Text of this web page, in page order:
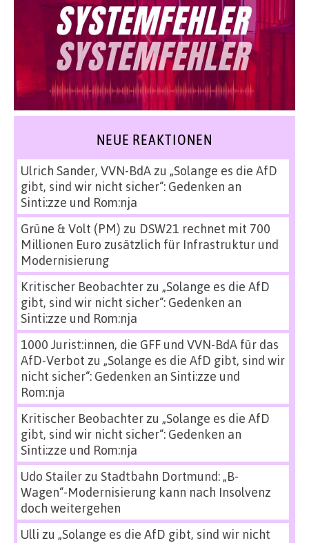
NEUE REAKTIONEN
Ulrich Sander, VVN-BdAzu „Solange es die AfD
gibt, sind wir nicht sicher“: Gedenken an
Sinti:zze und Rom:nja
Grüne & Volt (PM) zu DSW21 rechnet mit 700
Millionen Euro zusätzlich für Infrastruktur und
Modernisierung
Kritischer Beobachterzu „Solange es die AfD
gibt, sind wir nicht sicher“: Gedenken an
Sinti:zze und Rom:nja
1000 Jurist:innen, die GFF und VVN-BdA für das
AfD-Verbot zu „Solange es die AfD gibt, sind wir
nicht sicher“: Gedenken an Sinti:zze und
Rom:nja
Kritischer Beobachterzu „Solange es die AfD
gibt, sind wir nicht sicher“: Gedenken an
Sinti:zze und Rom:nja
Udo Stailerzu Stadtbahn Dortmund: „B-
Wagen“-Modernisierung kann nach Insolvenz
doch weitergehen
Ulli zu „Solange es die AfD gibt, sind wir nicht